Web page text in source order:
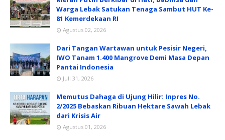
Warga Lebak Satukan Tenaga Sambut HUT Ke-
81 Kemerdekaan RI
Agustus 02, 2026
Dari Tangan Wartawan untuk Pesisir Negeri,
IWO Tanam 1.400 Mangrove Demi Masa Depan
Pantai Indonesia
Juli 31, 2026
Memutus Dahaga di Ujung Hilir: Inpres No.
2/2025 Bebaskan Ribuan Hektare Sawah Lebak
dari Krisis Air
Agustus 01, 2026